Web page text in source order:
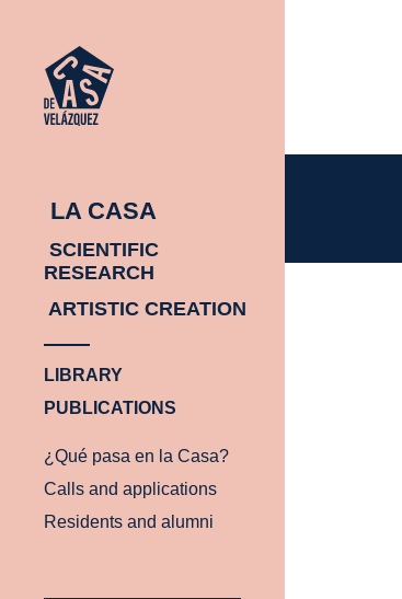
LA CASA
SCIENTIFIC
RESEARCH
ARTISTIC CREATION
LIBRARY
PUBLICATIONS
¿Qué pasa en la Casa?
Calls and applications
Residents and alumni